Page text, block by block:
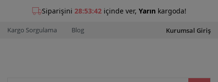
Kargo Sorgulama Blog Kurumsal Giriş